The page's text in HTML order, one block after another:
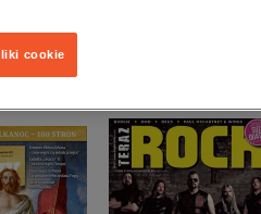
cookie